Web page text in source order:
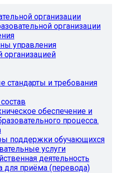
организации
организации
управления
организацией
стандарты и требования
обеспечение и
процесса.
поддержки обучающихся
услуги
деятельность
для приёма (перевода)